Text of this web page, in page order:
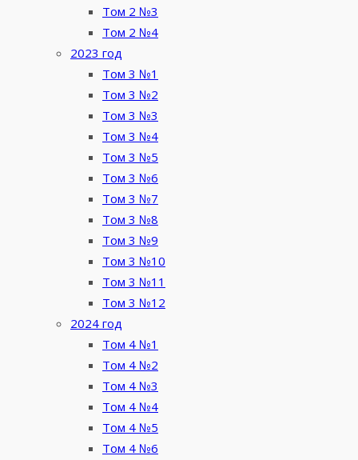
Том 2 №3
Том 2 №4
2023 год
Том 3 №1
Том 3 №2
Том 3 №3
Том 3 №4
Том 3 №5
Том 3 №6
Том 3 №7
Том 3 №8
Том 3 №9
Том 3 №10
Том 3 №11
Том 3 №12
2024 год
Том 4 №1
Том 4 №2
Том 4 №3
Том 4 №4
Том 4 №5
Том 4 №6